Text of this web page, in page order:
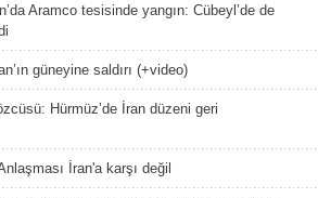
Aramco tesisinde yangın: Cübeyl’de de
güneyine saldırı (+video)
Hürmüz’de İran düzeni geri
İran'a karşı değil